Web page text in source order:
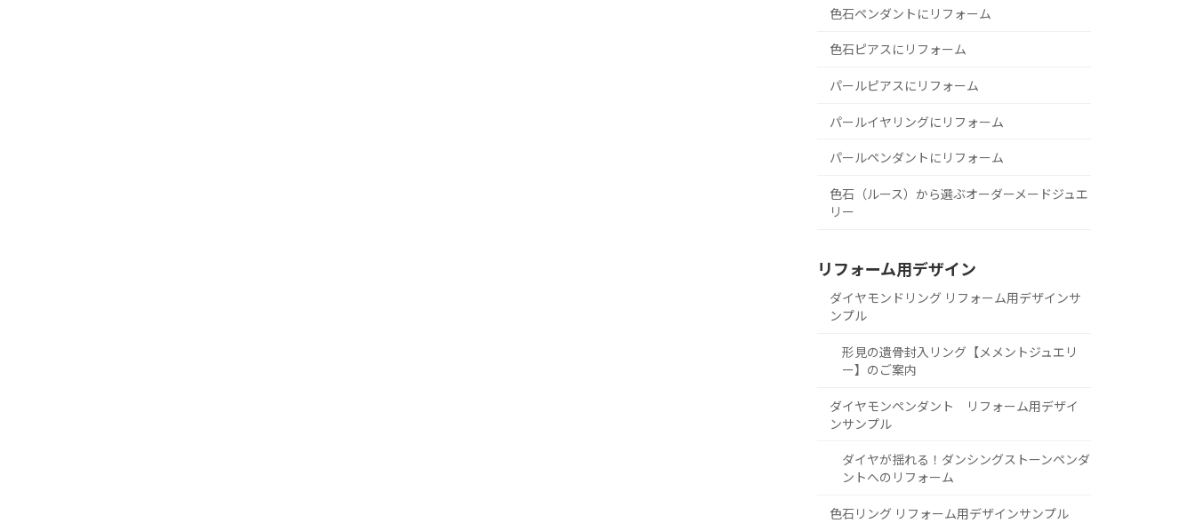
色石ペンダントにリフォーム
色石ピアスにリフォーム
パールピアスにリフォーム
パールイヤリングにリフォーム
パールペンダントにリフォーム
色石（ルース）から選ぶオーダーメードジュエ
リー
リフォーム用デザイン
ダイヤモンドリング リフォーム用デザインサ
ンプル
形見の遺骨封入リング【メメントジュエリ
ー】のご案内
ダイヤモンペンダント リフォーム用デザイ
ンサンプル
ダイヤが揺れる！ダンシングストーンペンダ
ントへのリフォーム
色石リング リフォーム用デザインサンプル